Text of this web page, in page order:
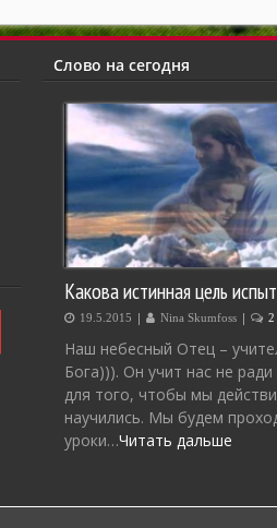
Слово на сегодня
Какова истинная цель
19.5.2015 | Nina Skumfoss | 2
Наш небесный Отец –
Бога))). Он учит нас не
для того, чтобы мы
научились. Мы будем
уроки…Читать дальше